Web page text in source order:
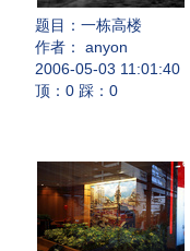
题目： 一栋高楼
作者： anyon
2006-05-03 11:01:40
顶：0 踩：0